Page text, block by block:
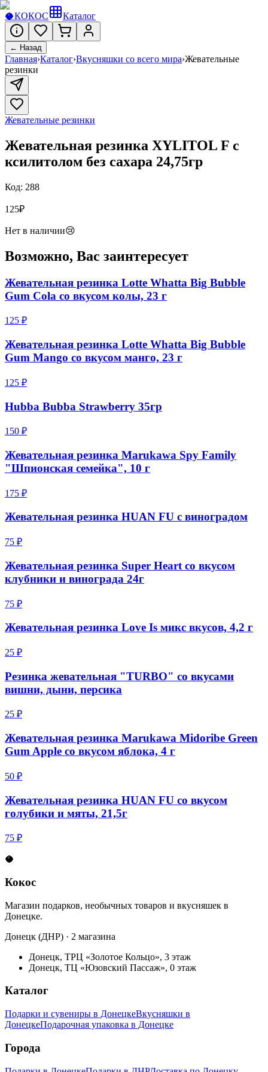
🥥КОКОС Каталог
← Назад
Главная›Каталог›Вкусняшки со всего мира›Жевательные
резинки
Жевательные резинки
Жевательная резинка XYLITOL F c
ксилитолом без сахара 24,75гр
Код: 288
125₽
Нет в наличии😢
Возможно, Вас заинтересует
Жевательная резинка Lotte Whatta Big Bubble
Gum Cola со вкусом колы, 23 г
125 ₽
Жевательная резинка Lotte Whatta Big Bubble
Gum Mango со вкусом манго, 23 г
125 ₽
Hubba Bubba Strawberry 35гр
150 ₽
Жевательная резинка Marukawa Spy Family
"Шпионская семейка", 10 г
175 ₽
Жевательная резинка HUAN FU с виноградом
75 ₽
Жевательная резинка Super Heart со вкусом
клубники и винограда 24г
75 ₽
Жевательная резинка Love Is микс вкусов, 4,2 г
25 ₽
Резинка жевательная "TURBO" со вкусами
вишни, дыни, персика
25 ₽
Жевательная резинка Marukawa Midoribe Green
Gum Apple со вкусом яблока, 4 г
50 ₽
Жевательная резинка HUAN FU со вкусом
голубики и мяты, 21,5г
75 ₽
🥥
Кокос
Магазин подарков, необычных товаров и вкусняшек в
Донецке.
Донецк (ДНР) · 2 магазина
Донецк, ТРЦ «Золотое Кольцо», 3 этаж
Донецк, ТЦ «Юзовский Пассаж», 0 этаж
Каталог
Подарки и сувениры в ДонецкеВкусняшки в
ДонецкеПодарочная упаковка в Донецке
Города